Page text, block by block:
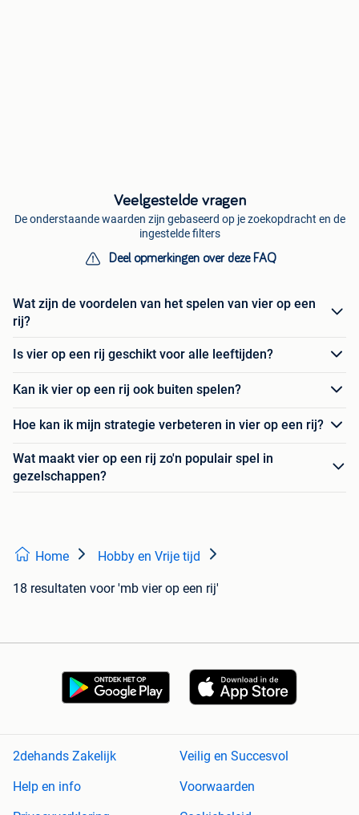
Veelgestelde vragen
De onderstaande waarden zijn gebaseerd op je zoekopdracht en de
ingestelde filters
Deel opmerkingen over deze FAQ
Wat zijn de voordelen van het spelen van vier op een
rij?
Is vier op een rij geschikt voor alle leeftijden?
Kan ik vier op een rij ook buiten spelen?
Hoe kan ik mijn strategie verbeteren in vier op een rij?
Wat maakt vier op een rij zo'n populair spel in
gezelschappen?
Home Hobby en Vrije tijd
18 resultaten voor 'mb vier op een rij'
2dehands Zakelijk
Veilig en Succesvol
Help en info
Voorwaarden